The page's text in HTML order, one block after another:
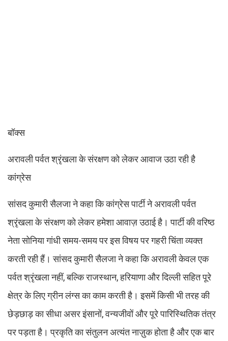
बॉक्स
अरावली पर्वत श्रृंखला के संरक्षण को लेकर आवाज उठा रही है
कांग्रेस
सांसद कुमारी सैलजा ने कहा कि कांग्रेस पार्टी ने अरावली पर्वत
श्रृंखला के संरक्षण को लेकर हमेशा आवाज़ उठाई है। पार्टी की वरिष्ठ
नेता सोनिया गांधी समय-समय पर इस विषय पर गहरी चिंता व्यक्त
करती रही हैं। सांसद कुमारी सैलजा ने कहा कि अरावली केवल एक
पर्वत श्रृंखला नहीं, बल्कि राजस्थान, हरियाणा और दिल्ली सहित पूरे
क्षेत्र के लिए ग्रीन लंग्स का काम करती है। इसमें किसी भी तरह की
छेड़छाड़ का सीधा असर इंसानों, वन्यजीवों और पूरे पारिस्थितिक तंत्र
पर पड़ता है। प्रकृति का संतुलन अत्यंत नाज़ुक होता है और एक बार